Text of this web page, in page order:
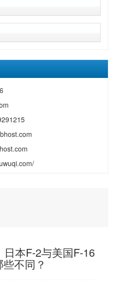
日本F-2与美国F-16
不同？